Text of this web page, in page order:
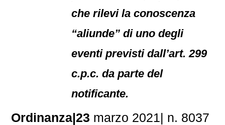
che rilevi la conoscenza
“aliunde” di uno degli
eventi previsti dall’art. 299
c.p.c. da parte del
notificante.
Ordinanza|23 marzo 2021| n. 8037